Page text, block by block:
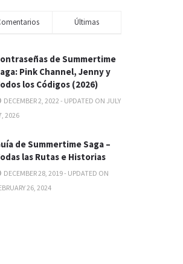
Últimas
de Summertime
Pink Channel, Jenny y
los Códigos (2026)
DECEMBER 2, 2022 - UPDATED ON JULY
2026
de Summertime Saga –
las Rutas e Historias
DECEMBER 28, 2019 - UPDATED ON
26, 2024